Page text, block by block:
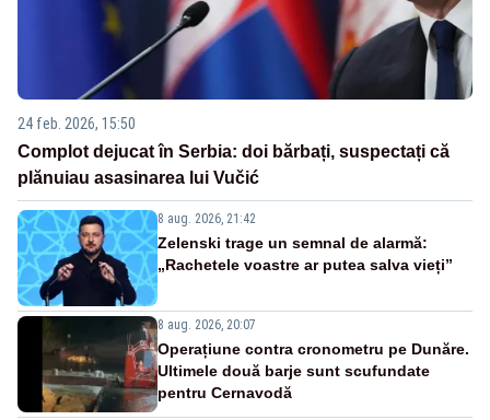
24 feb. 2026, 15:50
Complot dejucat în Serbia: doi bărbați, suspectați că
plănuiau asasinarea lui Vučić
8 aug. 2026, 21:42
Zelenski trage un semnal de alarmă:
„Rachetele voastre ar putea salva vieți”
8 aug. 2026, 20:07
Operațiune contra cronometru pe Dunăre.
Ultimele două barje sunt scufundate
pentru Cernavodă